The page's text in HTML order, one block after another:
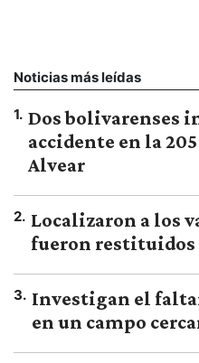
Noticias más leídas
1. Dos bolivarenses
accidente en la
Alvear
2. Localizaron a los
fueron restituidos
3. Investigan el
en un campo